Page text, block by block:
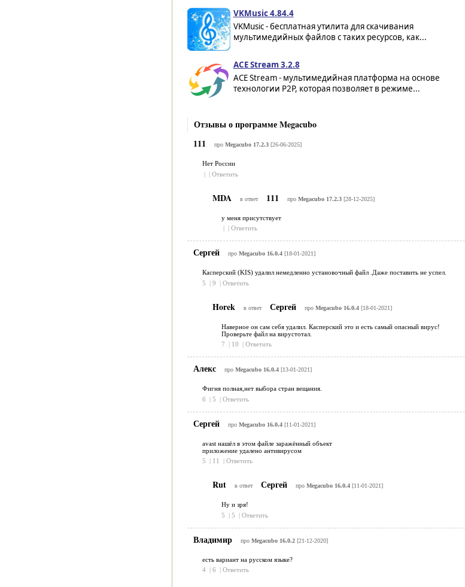
VKMusic 4.84.4
VKMusic - бесплатная утилита для скачивания
мультимедийных файлов с таких ресурсов, как...
ACE Stream 3.2.8
ACE Stream - мультимедийная платформа на основе
технологии P2P, которая позволяет в режиме...
Отзывы о программе Megacubo
111
про Megacubo 17.2.3[26-06-2025]
Нет России
| | Ответить
MDA в ответ 111 про Megacubo 17.2.3[28-12-2025]
у меня присутствует
| | Ответить
Сергей про Megacubo 16.0.4[18-01-2021]
Касперский (KIS) удалил немедленно установочный файл .Даже поставить не успел.
5
| 9 | Ответить
Horek в ответ Сергей про Megacubo 16.0.4[18-01-2021]
Наверное он сам себя удалил. Касперский это и есть самый опасный вирус!
Проверьте файл на вирустотал.
7
| 10 | Ответить
Алекс про Megacubo 16.0.4[13-01-2021]
Фигня полная,нет выбора стран вещания.
6
| 5 | Ответить
Сергей про Megacubo 16.0.4[11-01-2021]
avast нашёл в этом файле заражённый объект
приложение удалено антивирусом
5
| 11 | Ответить
Rut в ответ Сергей про Megacubo 16.0.4[11-01-2021]
Ну и зря!
5
| 5 | Ответить
Владимир про Megacubo 16.0.2[21-12-2020]
есть вариант на русском языке?
4 | 6 | Ответить